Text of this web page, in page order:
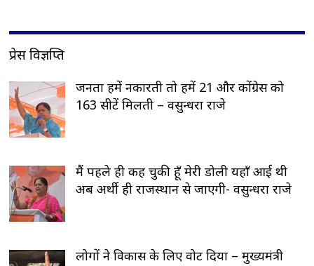
प्रेस विज्ञप्ति
जनता हमें नकारती तो हमें 21 और कोंग्रेस को
163 सीटें मिलती – वसुन्धरा राजे
मैं पहले ही कह चुकी हूँ मेरी डोली यहाँ आई थी
अब अर्थी ही राजस्थान से जाएगी- वसुन्धरा राजे
लोगों ने विकास के लिए वोट दिया – मुख्यमंत्री